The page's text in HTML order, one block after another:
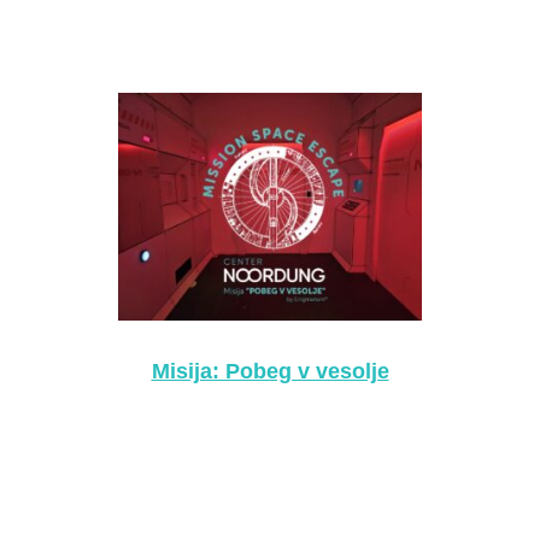
Misija: Pobeg v vesolje